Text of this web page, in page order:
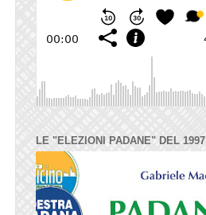
LE "ELEZIONI PADANE" DEL 1997